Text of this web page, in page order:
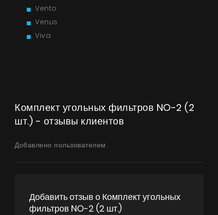
Контакты
UA|
Vento
Venus
Viva
Комплект угольных фильтров NO-2 (2
шт.) - отзывы клиентов
Добавлено пользователем:
Добавить отзыв о Комплект угольных
фильтров NO-2 (2 шт.)